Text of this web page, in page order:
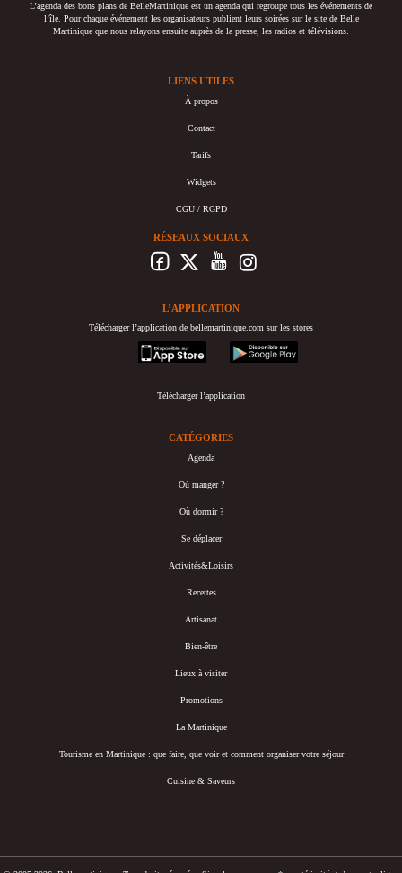
L’agenda des bons plans de BelleMartinique est un agenda qui regroupe tous les événements de
l’île. Pour chaque événement les organisateurs publient leurs soirées sur le site de Belle
Martinique que nous relayons ensuite auprès de la presse, les radios et télévisions.
LIENS UTILES
À propos
Contact
Tarifs
Widgets
CGU / RGPD
RÉSEAUX SOCIAUX
L’APPLICATION
Télécharger l’application de bellemartinique.com sur les stores
appstore
googleplay
Télécharger l’application
CATÉGORIES
Agenda
Où manger ?
Où dormir ?
Se déplacer
Activités&Loisirs
Recettes
Artisanat
Bien-être
Lieux à visiter
Promotions
La Martinique
Tourisme en Martinique : que faire, que voir et comment organiser votre séjour
Cuisine & Saveurs